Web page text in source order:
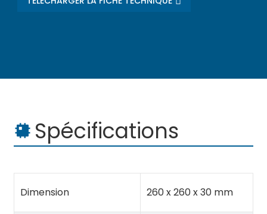
Spécifications
Dimension 260 x 260 x 30 mm